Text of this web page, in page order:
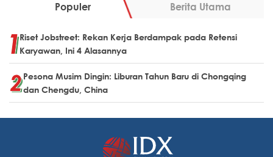
Populer Berita Utama
Riset Jobstreet: Rekan Kerja Berdampak pada Retensi
Karyawan, Ini 4 Alasannya
Pesona Musim Dingin: Liburan Tahun Baru di Chongqing
dan Chengdu, China